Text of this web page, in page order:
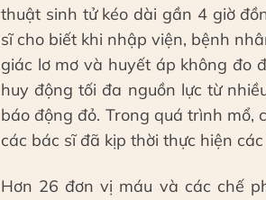
thuật sinh tử kéo dài gần 4 giờ
sĩ cho biết khi nhập viện, bệnh
giác lơ mơ và huyết áp không đo
huy động tối đa nguồn lực từ
báo động đỏ. Trong quá trình
các bác sĩ đã kịp thời thực hiện
Hơn 26 đơn vị máu và các chế